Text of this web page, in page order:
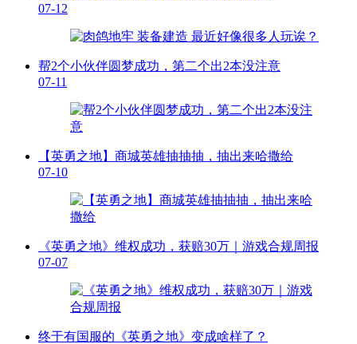
07-12
帮2个小伙伴圆梦成功，第二个出2本没注意
07-11
【英勇之地】商城英雄抽抽抽，抽出来哈撒给
07-10
《英勇之地》维权成功，获赔30万｜游戏合规周报
07-07
终于有国服的《英勇之地》变成啥样了？